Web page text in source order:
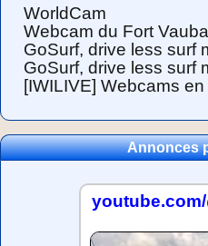
WorldCam
Webcam du Fort
GoSurf, drive less surf
GoSurf, drive less surf
[IWILIVE] Webcams
Annonces